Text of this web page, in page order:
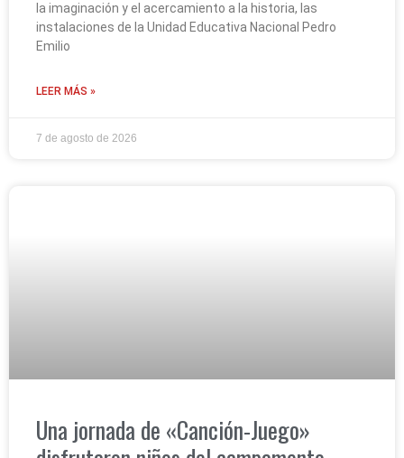
la imaginación y el acercamiento a la historia, las
instalaciones de la Unidad Educativa Nacional Pedro
Emilio
LEER MÁS »
7 de agosto de 2026
Una jornada de «Canción-Juego»